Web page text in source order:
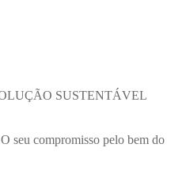
SUSTENTÁVEL
seu compromisso pelo bem do